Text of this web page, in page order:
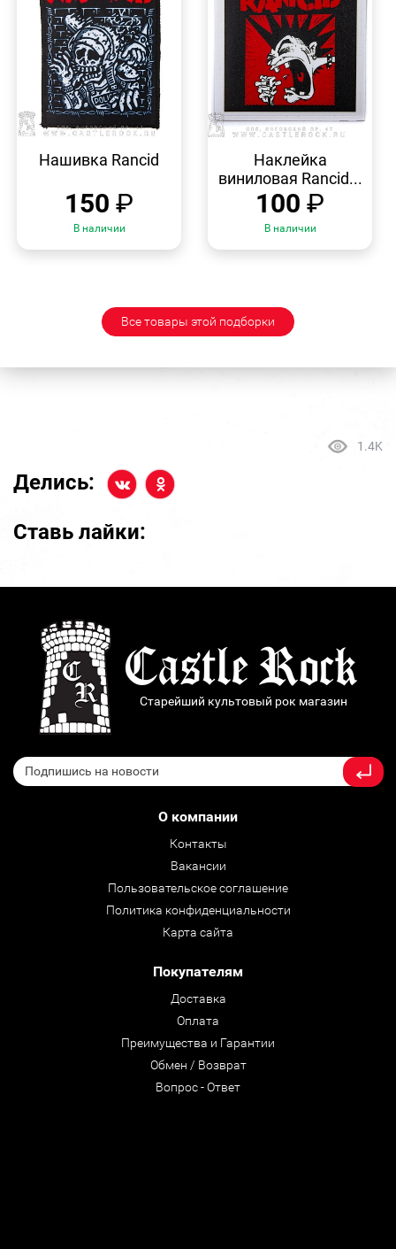
ПРОСМОТР
Нашивка Rancid
150 ₽
В наличии
ПРОСМОТР
Наклейка
виниловая Rancid...
100 ₽
В наличии
Все товары этой подборки
1.4K
Делись:
Ставь лайки:
Старейший культовый рок магазин
О компании
Контакты
Вакансии
Пользовательское соглашение
Политика конфиденциальности
Карта сайта
Покупателям
Доставка
Оплата
Преимущества и Гарантии
Обмен / Возврат
Вопрос - Ответ